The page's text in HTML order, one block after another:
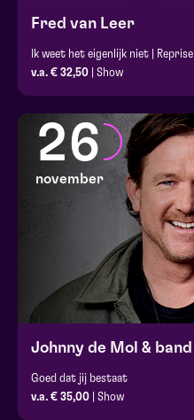
Fred van Leer
Ik weet het eigenlijk niet | Reprise
v.a. € 32,50 | Show
26
november
Johnny de Mol & band
Goed dat jij bestaat
v.a. € 35,00 | Show